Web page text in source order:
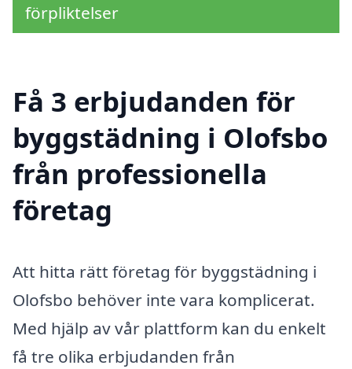
förpliktelser
Få 3 erbjudanden för
byggstädning i Olofsbo
från professionella
företag
Att hitta rätt företag för byggstädning i
Olofsbo behöver inte vara komplicerat.
Med hjälp av vår plattform kan du enkelt
få tre olika erbjudanden från